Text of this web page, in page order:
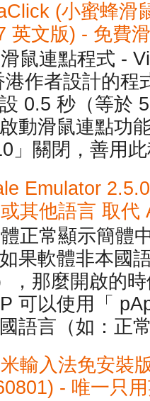
(小蜜蜂滑
英文版) - 免費
鼠連點程式 -
作者設計的程
0.5 秒（等於
動滑鼠連點功
」關閉，善用
Emulator
其他語言 取代
正常顯示簡體
果軟體非本國
，那麼開啟的
可以使用「
語言（如：正
輸入法免安裝
- 唯一只